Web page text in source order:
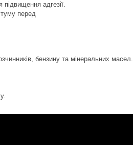
адгезії.
перед
бензину та мінеральних масел.